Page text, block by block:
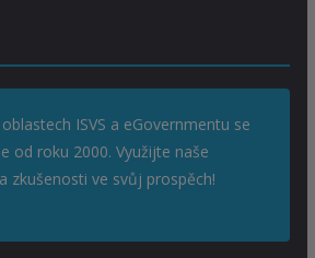
ISVS a eGovernmentu se
od roku 2000. Využijte naše
zkušenosti ve svůj prospěch!